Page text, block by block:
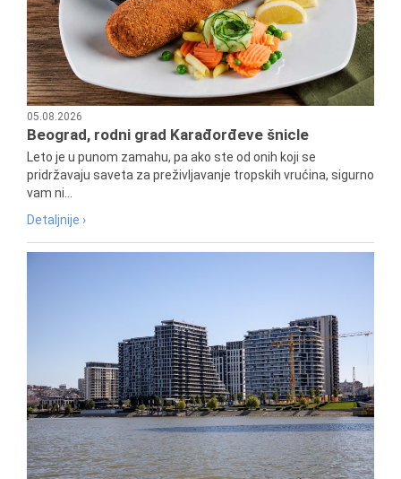
05.08.2026
Beograd, rodni grad Karađorđeve šnicle
Leto je u punom zamahu, pa ako ste od onih koji se
pridržavaju saveta za preživljavanje tropskih vrućina, sigurno
vam ni...
Detaljnije ›